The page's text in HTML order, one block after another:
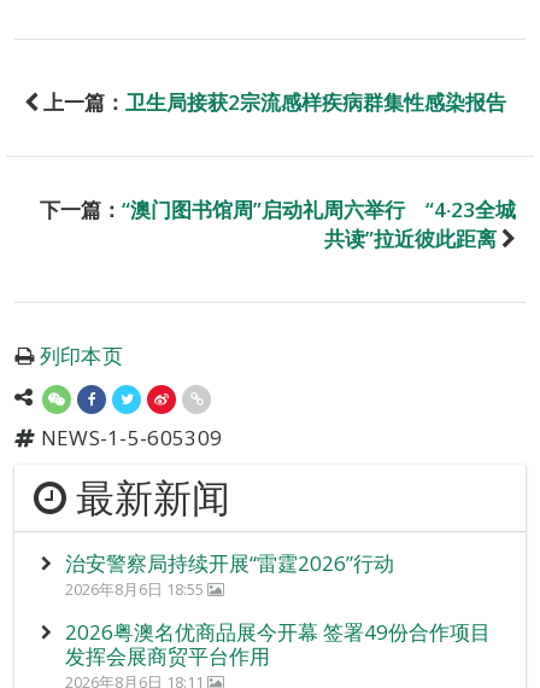
上一篇： 卫生局接获2宗流感样疾病群集性感染报告
下一篇： “澳门图书馆周”启动礼周六举行 “4‧23全城
共读”拉近彼此距离
列印本页
NEWS-1-5-605309
最新新闻
治安警察局持续开展“雷霆2026”行动
2026年8月6日 18:55
2026粤澳名优商品展今开幕 签署49份合作项目
发挥会展商贸平台作用
2026年8月6日 18:11